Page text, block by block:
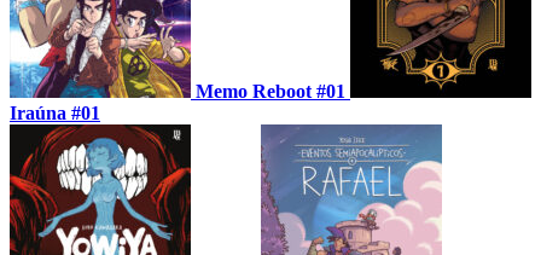
Memo Reboot #01
Iraúna #01